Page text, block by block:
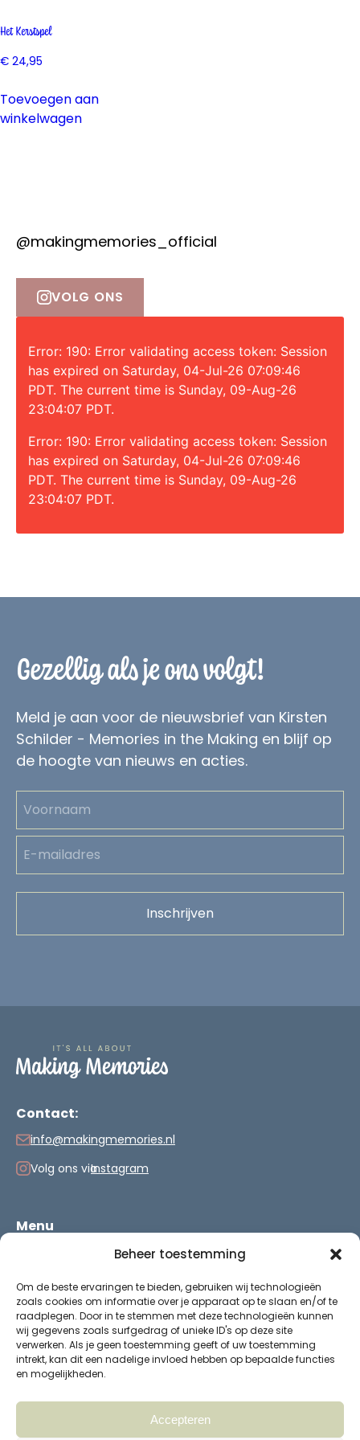
Beheer toestemming
Om de beste ervaringen te bieden, gebruiken wij technologieën
zoals cookies om informatie over je apparaat op te slaan en/of te
raadplegen. Door in te stemmen met deze technologieën kunnen
wij gegevens zoals surfgedrag of unieke ID's op deze site
verwerken. Als je geen toestemming geeft of uw toestemming
intrekt, kan dit een nadelige invloed hebben op bepaalde functies
en mogelijkheden.
Accepteren
Het Kerstspel
€ 24,95
Toevoegen aan
winkelwagen
@makingmemories_official
VOLG ONS
Error: 190: Error validating access token: Session
has expired on Saturday, 04-Jul-26 07:09:46
PDT. The current time is Sunday, 09-Aug-26
23:04:07 PDT.
Error: 190: Error validating access token: Session
has expired on Saturday, 04-Jul-26 07:09:46
PDT. The current time is Sunday, 09-Aug-26
23:04:07 PDT.
Gezellig als je ons volgt!
Meld je aan voor de nieuwsbrief van Kirsten
Schilder - Memories in the Making en blijf op
de hoogte van nieuws en acties.
Contact:
info@makingmemories.nl
Volg ons viaInstagram
Menu
Verzenden & retourneren
Heb je een vraag?
Over Making Memories
© 2026 Making Memories.